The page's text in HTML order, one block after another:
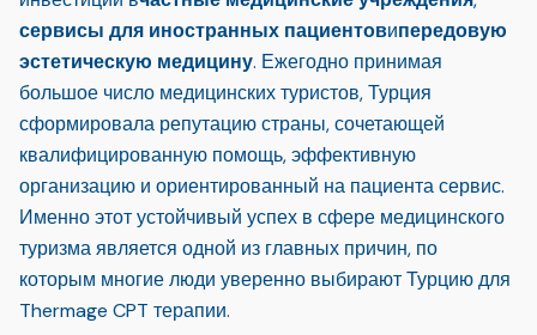
сервисы для иностранных пациентовипередовую
эстетическую медицину. Ежегодно принимая
большое число медицинских туристов, Турция
сформировала репутацию страны, сочетающей
квалифицированную помощь, эффективную
организацию и ориентированный на пациента сервис.
Именно этот устойчивый успех в сфере медицинского
туризма является одной из главных причин, по
которым многие люди уверенно выбирают Турцию для
Thermage CPT терапии.